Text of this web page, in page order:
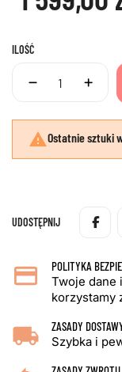
ILOŚĆ
Ostatnie sztuki
UDOSTĘPNIJ
POLITYKA
Twoje dane
korzystamy
ZASADY
Szybka i